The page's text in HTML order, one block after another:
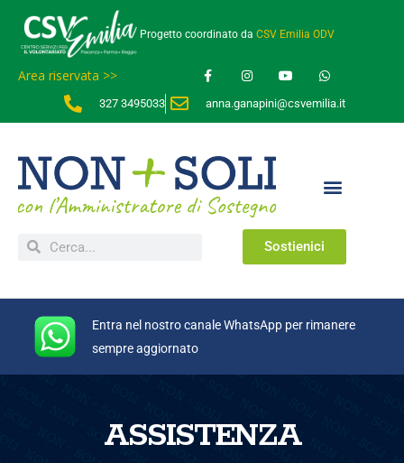
Progetto coordinato da CSV Emilia ODV
Area riservata >>
327 3495033 anna.ganapini@csvemilia.it
Sostienici
Entra nel nostro canale WhatsApp per rimanere
sempre aggiornato
ASSISTENZA